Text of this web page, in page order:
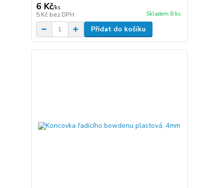
6 Kč/ks
5 Kč bez DPH Skladem 8 ks
Přidat do košíku